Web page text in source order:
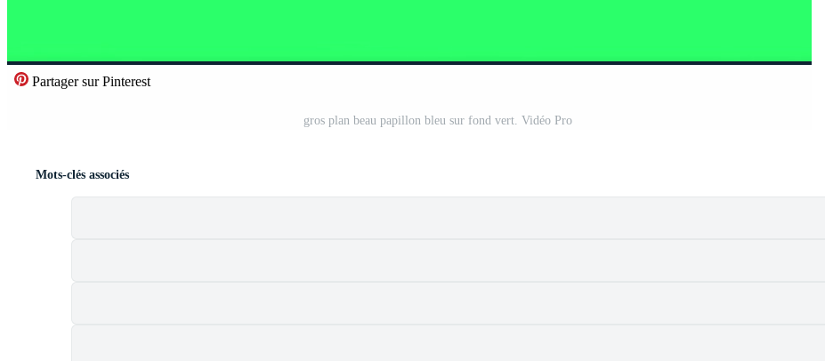
Partager sur Pinterest
gros plan beau papillon bleu sur fond vert. Vidéo Pro
Mots-clés associés